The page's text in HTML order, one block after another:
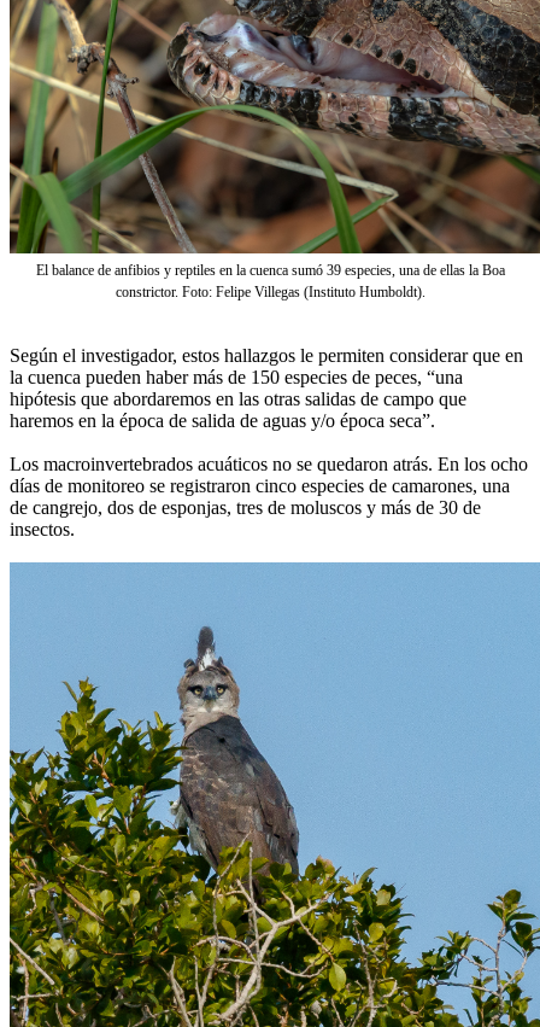
El balance de anfibios y reptiles en la cuenca sumó 39 especies, una de ellas la Boa
constrictor. Foto: Felipe Villegas (Instituto Humboldt).
Según el investigador, estos hallazgos le permiten considerar que en
la cuenca pueden haber más de 150 especies de peces, “una
hipótesis que abordaremos en las otras salidas de campo que
haremos en la época de salida de aguas y/o época seca”.
Los macroinvertebrados acuáticos no se quedaron atrás. En los ocho
días de monitoreo se registraron cinco especies de camarones, una
de cangrejo, dos de esponjas, tres de moluscos y más de 30 de
insectos.